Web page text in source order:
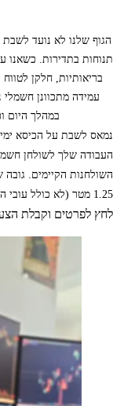
הגוף שלנו לא נועד
תנוחות בתדירות. כשאנו
בריאותיות, חלקן
עמידה מתכוונן
במהלך היום
נמאס לשבת על הכיסא
העבודה שלך לשולחן
1.25 מטר (לא כולל עובי הפלטה). משלוח מהיר תוך 6 ימי עסקים.
לחץ לפרטים וקבלת